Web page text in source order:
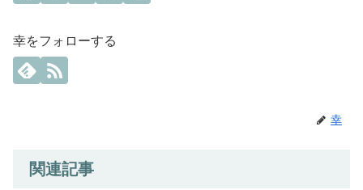
幸をフォローする
幸
関連記事